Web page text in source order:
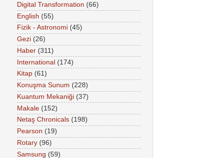
Digital Transformation (66)
English (55)
Fizik - Astronomi (45)
Gezi (26)
Haber (311)
International (174)
Kitap (61)
Konuşma Sunum (228)
Kuantum Mekaniği (37)
Makale (152)
Netaş Chronicals (198)
Pearson (19)
Rotary (96)
Samsung (59)